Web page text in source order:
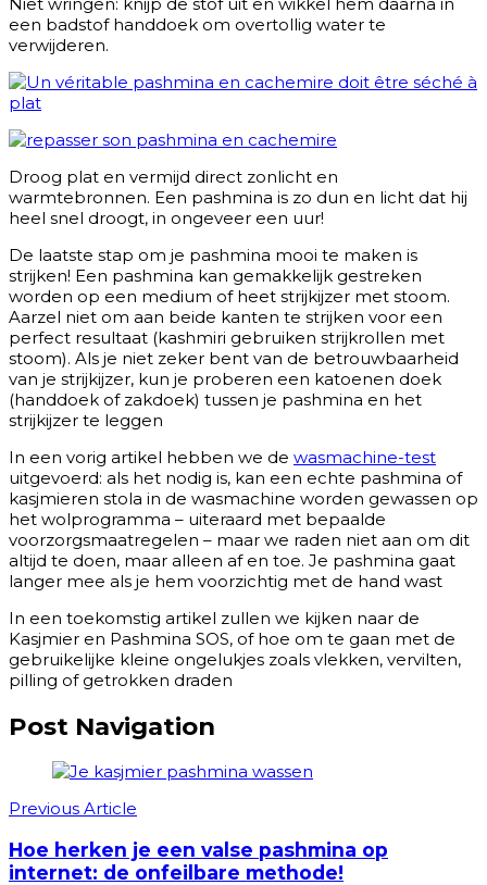
een badstof handdoek om overtollig water te
verwijderen.
Droog plat en vermijd direct zonlicht en
warmtebronnen. Een pashmina is zo dun en licht dat hij
heel snel droogt, in ongeveer een uur!
De laatste stap om je pashmina mooi te maken is
strijken! Een pashmina kan gemakkelijk gestreken
worden op een medium of heet strijkijzer met stoom.
Aarzel niet om aan beide kanten te strijken voor een
perfect resultaat (kashmiri gebruiken strijkrollen met
stoom). Als je niet zeker bent van de betrouwbaarheid
van je strijkijzer, kun je proberen een katoenen doek
(handdoek of zakdoek) tussen je pashmina en het
strijkijzer te leggen
In een vorig artikel hebben we de wasmachine-test
uitgevoerd: als het nodig is, kan een echte pashmina of
kasjmieren stola in de wasmachine worden gewassen op
het wolprogramma – uiteraard met bepaalde
voorzorgsmaatregelen – maar we raden niet aan om dit
altijd te doen, maar alleen af en toe. Je pashmina gaat
langer mee als je hem voorzichtig met de hand wast
In een toekomstig artikel zullen we kijken naar de
Kasjmier en Pashmina SOS, of hoe om te gaan met de
gebruikelijke kleine ongelukjes zoals vlekken, vervilten,
pilling of getrokken draden
Post Navigation
Previous Article
Hoe herken je een valse pashmina op
internet: de onfeilbare methode!